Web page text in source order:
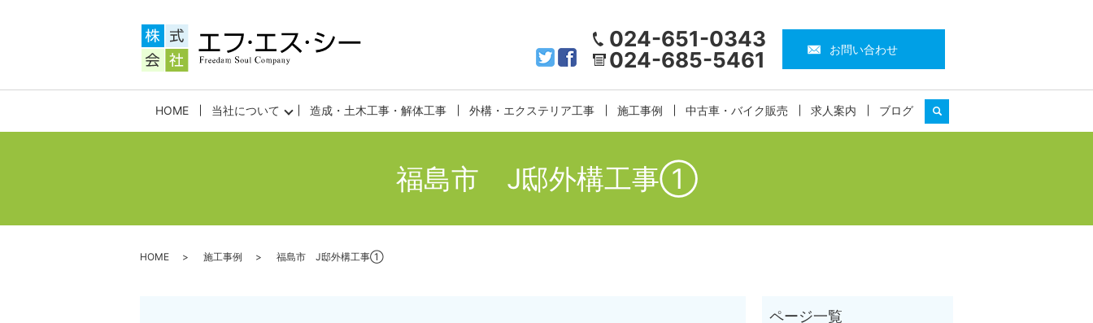
HOME 当社について 造成・土木工事・解体工事 外構・エクステリア工事 施工事例 中古車・バイク販売 求人案内 ブログ search
024-651-0343
024-685-5461
お問い合わせ
福島市 J邸外構工事①
HOME 施工事例 福島市 J邸外構工事①